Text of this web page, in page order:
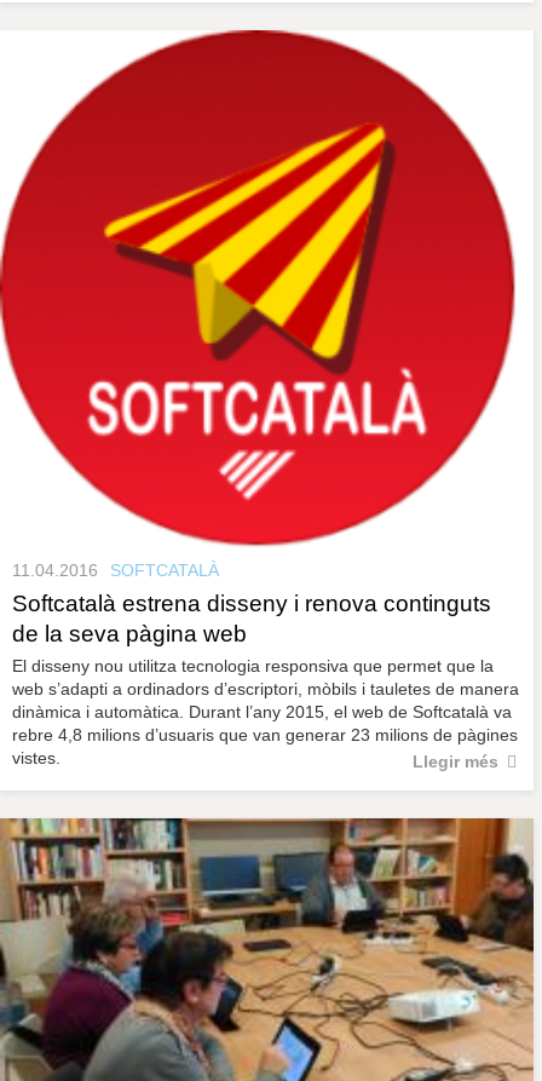
11.04.2016 SOFTCATALÀ
Softcatalà estrena disseny i renova continguts
de la seva pàgina web
El disseny nou utilitza tecnologia responsiva que permet que la
web s’adapti a ordinadors d’escriptori, mòbils i tauletes de manera
dinàmica i automàtica. Durant l’any 2015, el web de Softcatalà va
rebre 4,8 milions d’usuaris que van generar 23 milions de pàgines
vistes.
Llegir més